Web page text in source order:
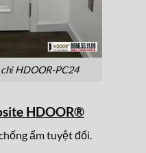
HDOOR-PC24
HDOOR®
ẩm tuyệt đối.